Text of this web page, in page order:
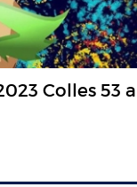
Colles 53 a